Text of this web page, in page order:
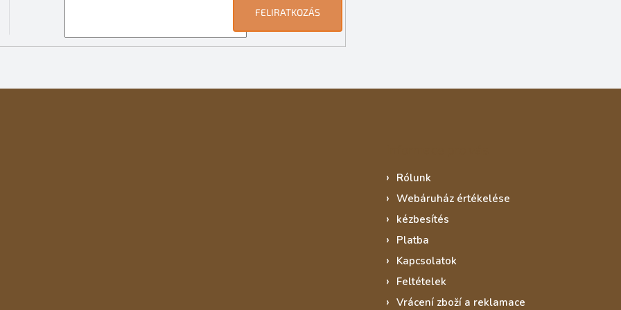
FELIRATKOZÁS
Rólunk
Webáruház értékelése
kézbesítés
Platba
Kapcsolatok
Feltételek
Vrácení zboží a reklamace